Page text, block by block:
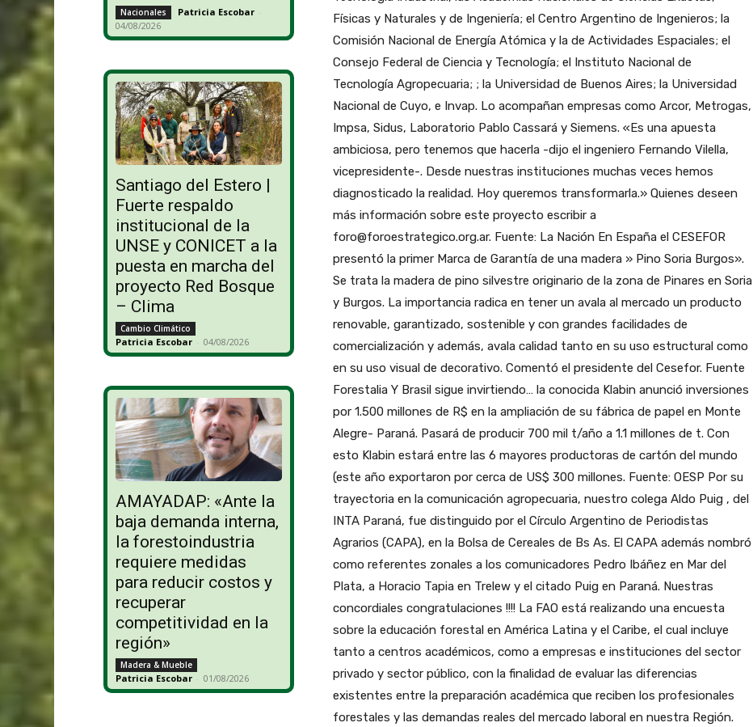
Nacionales Patricia Escobar -
04/08/2026
Santiago del Estero |
Fuerte respaldo
institucional de la
UNSE y CONICET a la
puesta en marcha del
proyecto Red Bosque
– Clima
Cambio Climático
Patricia Escobar - 04/08/2026
AMAYADAP: «Ante la
baja demanda interna,
la forestoindustria
requiere medidas
para reducir costos y
recuperar
competitividad en la
región»
Madera & Mueble
Patricia Escobar - 01/08/2026
Físicas y Naturales y de Ingeniería; el Centro Argentino de Ingenieros; la
Comisión Nacional de Energía Atómica y la de Actividades Espaciales; el
Consejo Federal de Ciencia y Tecnología; el Instituto Nacional de
Tecnología Agropecuaria; ; la Universidad de Buenos Aires; la Universidad
Nacional de Cuyo, e Invap. Lo acompañan empresas como Arcor, Metrogas,
Impsa, Sidus, Laboratorio Pablo Cassará y Siemens. «Es una apuesta
ambiciosa, pero tenemos que hacerla -dijo el ingeniero Fernando Vilella,
vicepresidente-. Desde nuestras instituciones muchas veces hemos
diagnosticado la realidad. Hoy queremos transformarla.» Quienes deseen
más información sobre este proyecto escribir a
foro@foroestrategico.org.ar. Fuente: La Nación En España el CESEFOR
presentó la primer Marca de Garantía de una madera » Pino Soria Burgos».
Se trata la madera de pino silvestre originario de la zona de Pinares en Soria
y Burgos. La importancia radica en tener un avala al mercado un producto
renovable, garantizado, sostenible y con grandes facilidades de
comercialización y además, avala calidad tanto en su uso estructural como
en su uso visual de decorativo. Comentó el presidente del Cesefor. Fuente
Forestalia Y Brasil sigue invirtiendo… la conocida Klabin anunció inversiones
por 1.500 millones de R$ en la ampliación de su fábrica de papel en Monte
Alegre- Paraná. Pasará de producir 700 mil t/año a 1.1 millones de t. Con
esto Klabin estará entre las 6 mayores productoras de cartón del mundo
(este año exportaron por cerca de US$ 300 millones. Fuente: OESP Por su
trayectoria en la comunicación agropecuaria, nuestro colega Aldo Puig , del
INTA Paraná, fue distinguido por el Círculo Argentino de Periodistas
Agrarios (CAPA), en la Bolsa de Cereales de Bs As. El CAPA además nombró
como referentes zonales a los comunicadores Pedro Ibáñez en Mar del
Plata, a Horacio Tapia en Trelew y el citado Puig en Paraná. Nuestras
concordiales congratulaciones !!!! La FAO está realizando una encuesta
sobre la educación forestal en América Latina y el Caribe, el cual incluye
tanto a centros académicos, como a empresas e instituciones del sector
privado y sector público, con la finalidad de evaluar las diferencias
existentes entre la preparación académica que reciben los profesionales
forestales y las demandas reales del mercado laboral en nuestra Región.